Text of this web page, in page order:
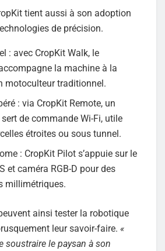
tient aussi à son adoption
de précision.
: avec CropKit Walk, le
la machine à la
motoculteur traditionnel.
: via CropKit Remote, un
de commande Wi-Fi, utile
étroites ou sous tunnel.
: CropKit Pilot s’appuie sur le
et caméra RGB-D pour des
millimétriques.
ainsi tester la robotique
leur savoir-faire. «
soustraire le paysan à son